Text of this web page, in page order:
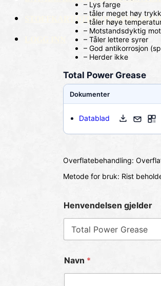
STOFFKARTOTEK OG
– Lys farge
– tåler meget høy
– tåler høye
– Motstandsdyktig
– Tåler lettere syrer
– God antikorrosjon
– Herder ikke
Total Power Grease
Dokumenter
Datablad
Overflatebehandling:
Metode for bruk: Rist
Henvendelsen gjelder
Navn *